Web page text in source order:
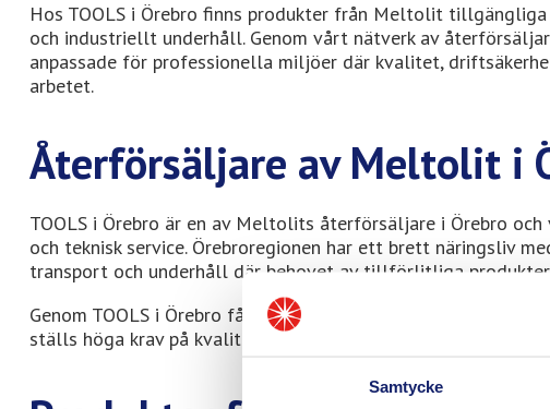
Samtycke
Hos TOOLS i Örebro finns produkter från Meltolit
och industriellt underhåll. Genom vårt nätverk av
anpassade för professionella miljöer där kvalitet,
arbetet.
Återförsäljare av Meltolit i
TOOLS i Örebro är en av Meltolits återförsäljare i Örebro
och teknisk service. Örebroregionen har ett brett näringsliv
transport och underhåll där behovet av tillförlitliga
Genom TOOLS i Örebro får professionella användare
ställs höga krav på kvalitet, funktion och lång livslängd.